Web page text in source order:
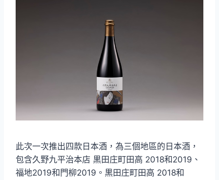
此次一次推出四款日本酒，為三個地區的日本酒，
包含久野九平治本店 黒田庄町田高 2018和2019、
福地2019和門柳2019。黒田庄町田高 2018和